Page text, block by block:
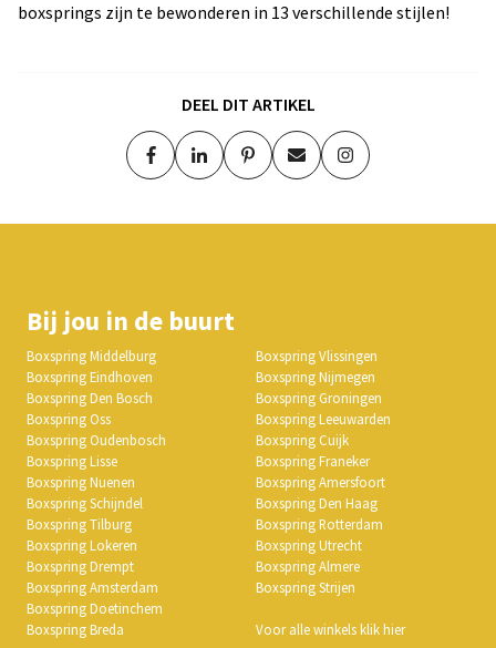
boxsprings zijn te bewonderen in 13 verschillende stijlen!
DEEL DIT ARTIKEL
Bij jou in de buurt
Boxspring Middelburg
Boxspring Eindhoven
Boxspring Den Bosch
Boxspring Oss
Boxspring Oudenbosch
Boxspring Lisse
Boxspring Nuenen
Boxspring Schijndel
Boxspring Tilburg
Boxspring Lokeren
Boxspring Drempt
Boxspring Amsterdam
Boxspring Doetinchem
Boxspring Breda
Boxspring Vlissingen
Boxspring Nijmegen
Boxspring Groningen
Boxspring Leeuwarden
Boxspring Cuijk
Boxspring Franeker
Boxspring Amersfoort
Boxspring Den Haag
Boxspring Rotterdam
Boxspring Utrecht
Boxspring Almere
Boxspring Strijen
Voor alle winkels klik hier